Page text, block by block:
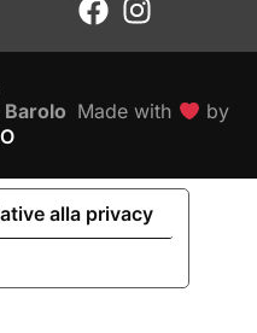
Barolo Made with
by
alla privacy